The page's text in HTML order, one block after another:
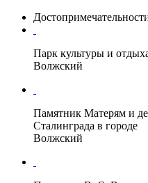
Парк культуры и
Волжский
Памятник Матерям и
Сталинграда в городе
Волжский